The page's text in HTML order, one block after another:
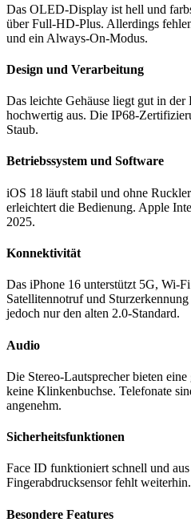
Das OLED-Display ist hell und
über Full-HD-Plus. Allerdings
und ein Always-On-Modus.
Design und Verarbeitung
Das leichte Gehäuse liegt gut in
hochwertig aus. Die IP68-
Staub.
Betriebssystem und Software
iOS 18 läuft stabil und ohne
erleichtert die Bedienung. Apple
2025.
Konnektivität
Das iPhone 16 unterstützt 5G, Wi-
Satellitennotruf und
jedoch nur den alten 2.0-Standard.
Audio
Die Stereo-Lautsprecher bieten
keine Klinkenbuchse. Telefonate
angenehm.
Sicherheitsfunktionen
Face ID funktioniert schnell und
Fingerabdrucksensor fehlt weiterhin.
Besondere Features